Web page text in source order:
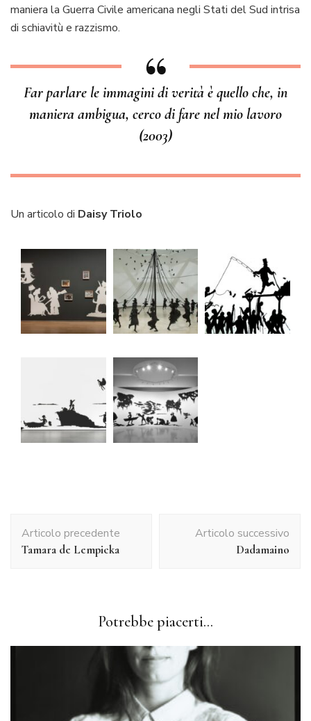
maniera la Guerra Civile americana negli Stati del Sud intrisa
di schiavitù e razzismo.
Far parlare le immagini di verità è quello che, in
maniera ambigua, cerco di fare nel mio lavoro
(2003)
Un articolo di Daisy Triolo
articolo
Articolo precedente
Tamara de Lempicka
Articolo successivo
Dadamaino
Potrebbe piacerti...